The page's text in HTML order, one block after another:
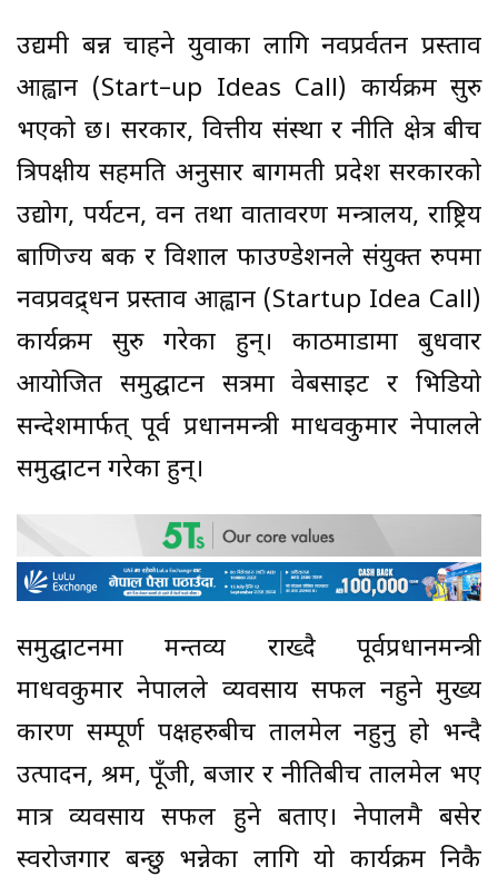
उद्यमी बन्न चाहने युवाका लागि नवप्रर्वतन प्रस्ताव
आह्वान (Start–up Ideas Call) कार्यक्रम सुरु
भएको छ। सरकार, वित्तीय संस्था र नीति क्षेत्र बीच
त्रिपक्षीय सहमति अनुसार बागमती प्रदेश सरकारको
उद्योग, पर्यटन, वन तथा वातावरण मन्त्रालय, राष्ट्रिय
बाणिज्य बैंक र विशाल फाउण्डेशनले संयुक्त रुपमा
नवप्रवद्र्धन प्रस्ताव आह्वान (Startup Idea Call)
कार्यक्रम सुरु गरेका हुन्। काठमाडौंमा बुधवार
आयोजित समुद्घाटन सत्रमा वेबसाइट र भिडियो
सन्देशमार्फत् पूर्व प्रधानमन्त्री माधवकुमार नेपालले
समुद्घाटन गरेका हुन्।
समुद्घाटनमा मन्तव्य राख्दै पूर्वप्रधानमन्त्री
माधवकुमार नेपालले व्यवसाय सफल नहुने मुख्य
कारण सम्पूर्ण पक्षहरुबीच तालमेल नहुनु हो भन्दै
उत्पादन, श्रम, पूँजी, बजार र नीतिबीच तालमेल भए
मात्र व्यवसाय सफल हुने बताए। नेपालमै बसेर
स्वरोजगार बन्छु भन्नेका लागि यो कार्यक्रम निकै